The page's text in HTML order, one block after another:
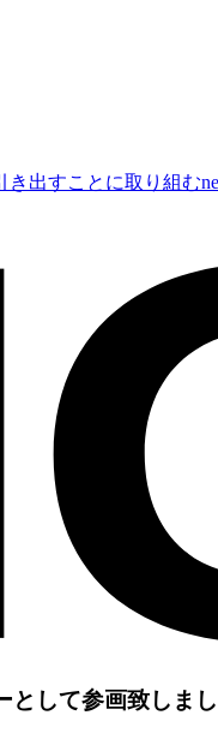
出すことに取り組む
として参画致しま